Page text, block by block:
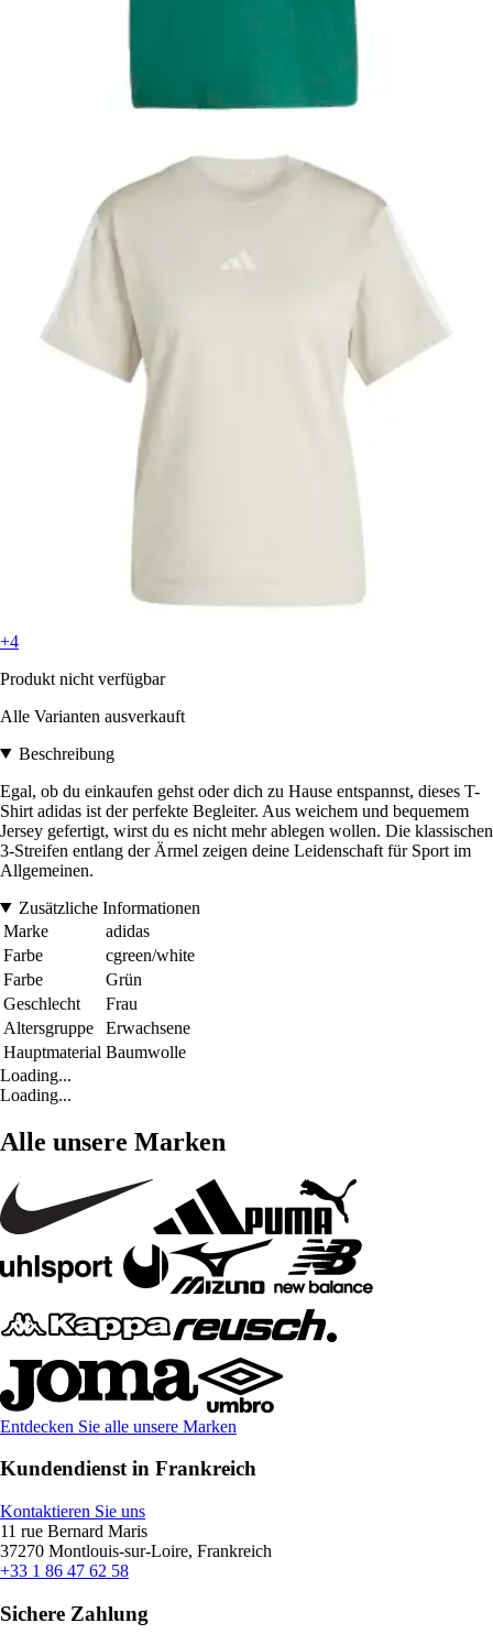
+4
Produkt nicht verfügbar
Alle Varianten ausverkauft
Beschreibung
Egal, ob du einkaufen gehst oder dich zu Hause entspannst, dieses T-
Shirt adidas ist der perfekte Begleiter. Aus weichem und bequemem
Jersey gefertigt, wirst du es nicht mehr ablegen wollen. Die klassischen
3-Streifen entlang der Ärmel zeigen deine Leidenschaft für Sport im
Allgemeinen.
Zusätzliche Informationen
Marke
adidas
Farbe
cgreen/white
Farbe
Grün
Geschlecht
Frau
Altersgruppe
Erwachsene
Hauptmaterial Baumwolle
Loading...
Loading...
Alle unsere Marken
Entdecken Sie alle unsere Marken
Kundendienst in Frankreich
Kontaktieren Sie uns
11 rue Bernard Maris
37270 Montlouis-sur-Loire, Frankreich
+33 1 86 47 62 58
Sichere Zahlung